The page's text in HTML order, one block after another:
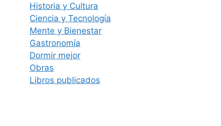
Historia y Cultura
Ciencia y Tecnología
Mente y Bienestar
Gastronomía
Dormir mejor
Obras
Libros publicados